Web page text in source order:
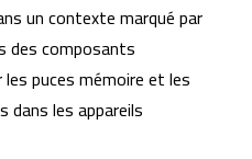
un contexte marqué par
des composants
puces mémoire et les
les appareils